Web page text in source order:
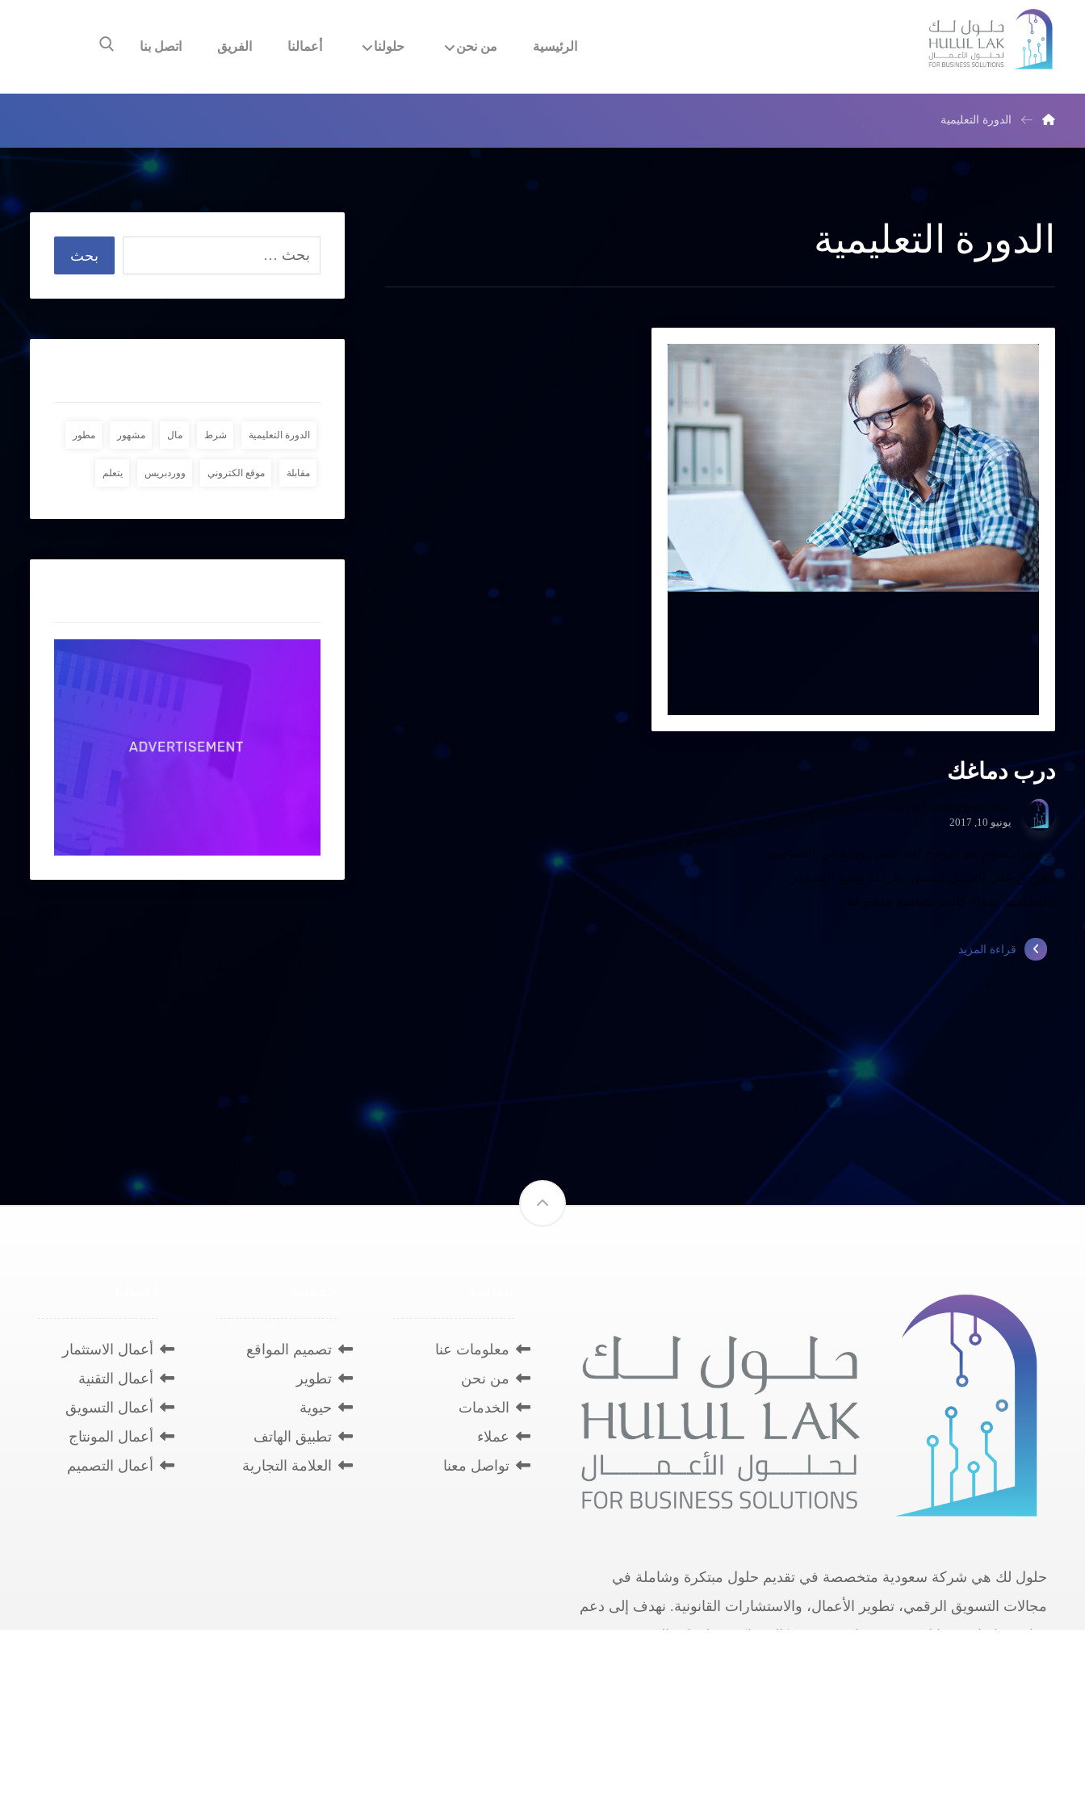
الرئيسية من نحن حلولنا أعمالنا الفريق اتصل بنا
الدورة التعليمية
الدورة التعليمية
درب دماغك
يونيو 10, 2017
لوريم ايبسوم هو نموذج افتراضي يوضع في التصاميم
لتعرض على العميل ليتصور طريقه وضع النصوص
بالتصاميم سواء كانت تصاميم مطبوعه ...
قراءة المزيد
الدورة التعليمية شرط مال مشهور مطور
مقابلة موقع الكتروني ووردبريس يتعلم
حلول لك هي شركة سعودية متخصصة في تقديم حلول مبتكرة وشاملة في
مجالات التسويق الرقمي، تطوير الأعمال، والاستشارات القانونية. نهدف إلى دعم
نجاح عملائنا من خلال توفير خدمات مرنة وفعّالة تواكب تطورات السوق
معلومات عنا
من نحن
الخدمات
عملاء
تواصل معنا
تصميم المواقع
تطوير
حيوية
تطبيق الهاتف
العلامة التجارية
أعمال الاستثمار
أعمال التقنية
أعمال التسويق
أعمال المونتاج
أعمال التصميم